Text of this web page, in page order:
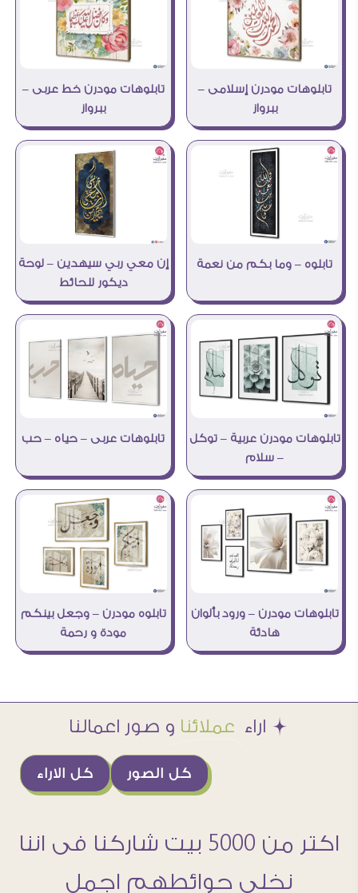
تابلوهات مودرن إسلامى –
ببرواز
تابلوهات مودرن خط عربى –
ببرواز
تابلوه – وما بكم من نعمة
إن معي ربي سيهدين – لوحة
ديكور للحائط
تابلوهات مودرن عربية – توكل
– سلام
تابلوهات عربى – حياه – حب
تابلوهات مودرن – ورود بألوان
هادئة
تابلوه مودرن – وجعل بينكم
مودة و رحمة
Æ اراء عملائنا و صور اعمالنا
كل الاراء كل الصور
اكتر من 5000 بيت شاركنا فى اننا
نخلى حوائطهم اجمل